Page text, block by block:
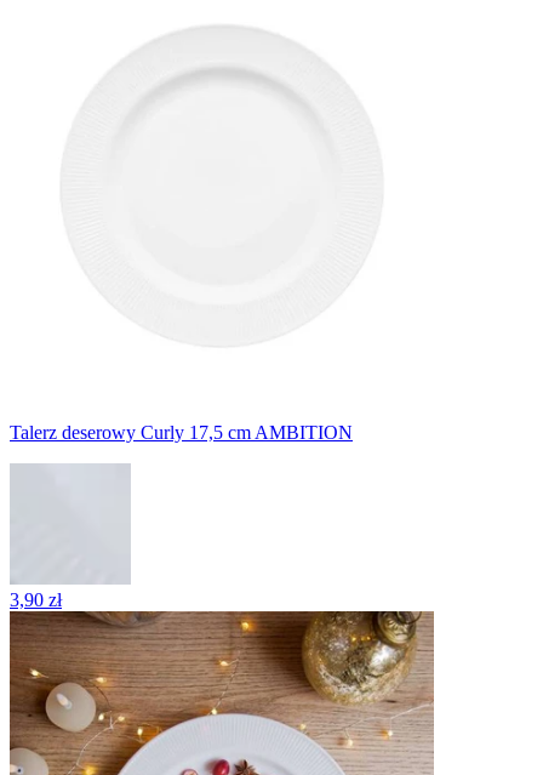
Talerz deserowy Curly 17,5 cm AMBITION
3,90 zł